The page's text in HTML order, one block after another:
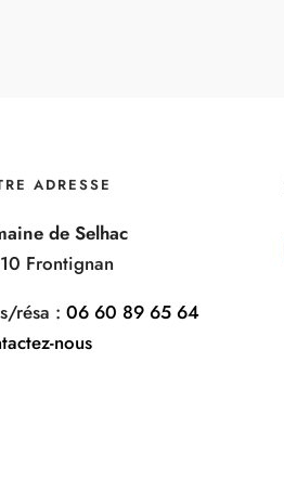
ADRESSE
de Selhac
Frontignan
résa : 06 60 89 65 64
nous